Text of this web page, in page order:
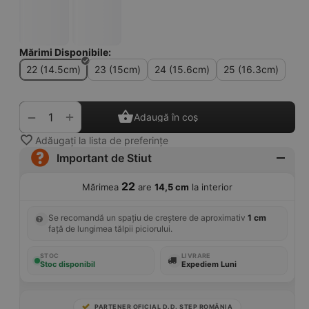
Mărimi Disponibile:
22 (14.5cm)
23 (15cm) 24 (15.6cm) 25 (16.3cm)
+
−
Adaugă în coș
Adăugați la lista de preferințe
Important de Stiut
Mărimea 22 are 14,5 cm la interior
Se recomandă un spațiu de creștere de aproximativ 1 cm
față de lungimea tălpii piciorului.
STOC
Stoc disponibil
LIVRARE
Expediem Luni
PARTENER OFICIAL D.D. STEP ROMÂNIA